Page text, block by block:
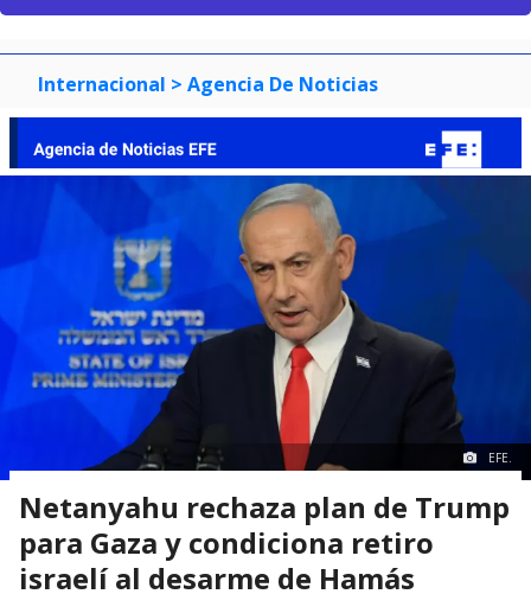
Internacional > Agencia De Noticias
EFE.
Netanyahu rechaza plan de Trump
para Gaza y condiciona retiro
israelí al desarme de Hamás